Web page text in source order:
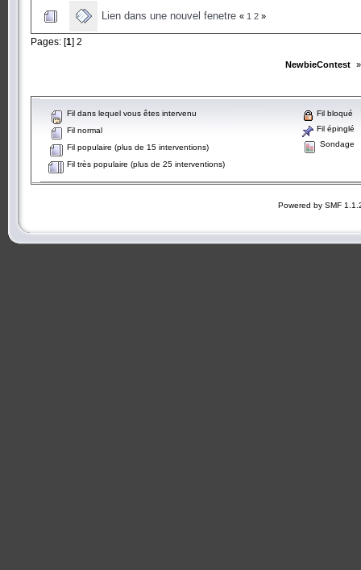
Lien dans une nouvel fenetre « 1 2 »
Pages: [1] 2
NewbieContest
Fil dans lequel vous êtes intervenu
Fil normal
Fil populaire (plus de 15 interventions)
Fil très populaire (plus de 25 interventions)
Fil bloqué
Fil épinglé
Sondage
Powered by SMF